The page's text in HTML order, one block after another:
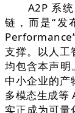
A2P 系统
链，而是“发
支撑。以人工
均包含本声明
中小企业的产
多模态生成等
实正成为可量